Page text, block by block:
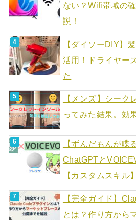
ない？Wifi帯域の
説！
【ダイソーDIY】
活用！ドライヤー
た
【メンズ】シーク
ってみた結果。効
【ずんだもんが喋
ChatGPTと
【カスタムスキル】
【完全ガイド】
とは？作り方から